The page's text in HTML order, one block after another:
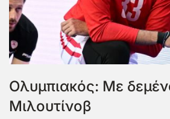
Ολυμπιακός: Με
Μιλουτίνοβ